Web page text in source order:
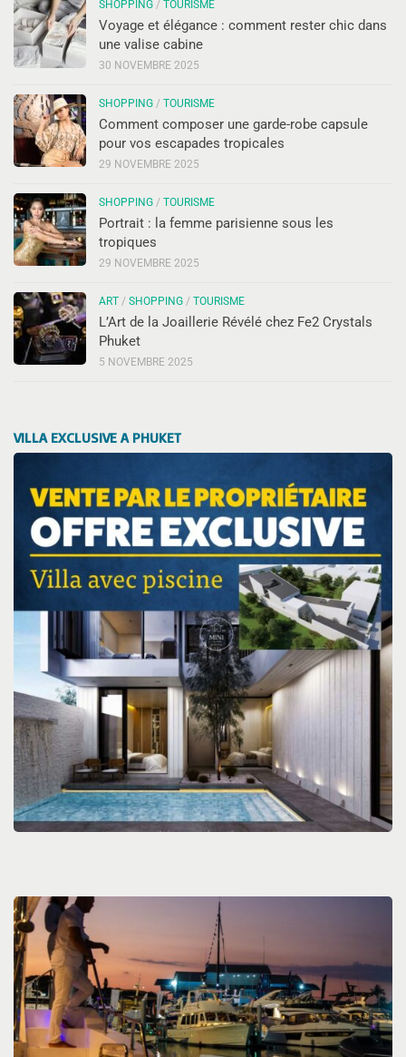
SHOPPING / TOURISME
Voyage et élégance : comment rester chic dans
une valise cabine
30 NOVEMBRE 2025
SHOPPING / TOURISME
Comment composer une garde-robe capsule
pour vos escapades tropicales
29 NOVEMBRE 2025
SHOPPING / TOURISME
Portrait : la femme parisienne sous les
tropiques
29 NOVEMBRE 2025
ART / SHOPPING / TOURISME
L’Art de la Joaillerie Révélé chez Fe2 Crystals
Phuket
5 NOVEMBRE 2025
VILLA EXCLUSIVE A PHUKET